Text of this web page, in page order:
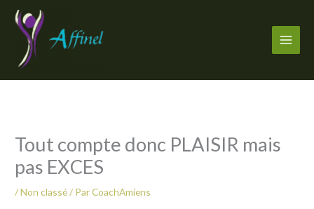
Aller
contenu
Tout compte donc PLAISIR mais
pas EXCES
/Non classé/ ParCoachAmiens